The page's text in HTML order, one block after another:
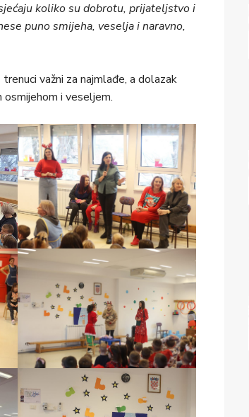
koliko su dobrotu, prijateljstvo i
puno smijeha, veselja i naravno,
važni za najmlađe, a dolazak
i veseljem.